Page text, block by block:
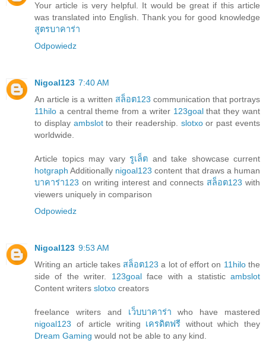
Your article is very helpful. It would be great if this article
was translated into English. Thank you for good knowledge
สูตรบาคาร่า
Odpowiedz
Nigoal123 7:40 AM
An article is a written สล็อต123 communication that portrays
11hilo a central theme from a writer 123goalthat they want
to display ambslotto their readership. slotxoor past events
worldwide.
Article topics may vary รูเล็ต and take showcase current
hotgraph Additionally nigoal123 content that draws a human
บาคาร่า123 on writing interest and connects สล็อต123 with
viewers uniquely in comparison
Odpowiedz
Nigoal123 9:53 AM
Writing an article takes สล็อต123 a lot of effort on 11hilothe
side of the writer. 123goalface with a statisticambslot
Content writers slotxo creators
freelance writers and เว็บบาคาร่า who have mastered
nigoal123 of article writing เครดิตฟรี without which they
Dream Gaming would not be able to any kind.